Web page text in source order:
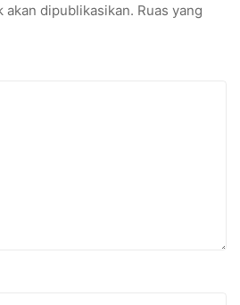
akan dipublikasikan. Ruas yang